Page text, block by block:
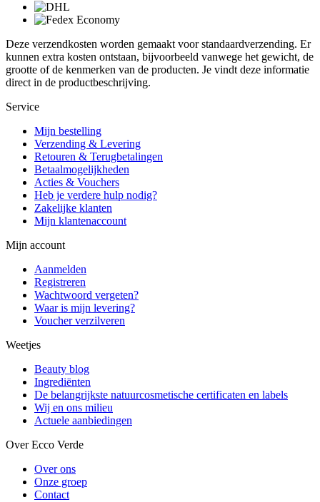
Deze verzendkosten worden gemaakt voor standaardverzending. Er
kunnen extra kosten ontstaan, bijvoorbeeld vanwege het gewicht, de
grootte of de kenmerken van de producten. Je vindt deze informatie
direct in de productbeschrijving.
Service
Mijn bestelling
Verzending & Levering
Retouren & Terugbetalingen
Betaalmogelijkheden
Acties & Vouchers
Heb je verdere hulp nodig?
Zakelijke klanten
Mijn klantenaccount
Mijn account
Aanmelden
Registreren
Wachtwoord vergeten?
Waar is mijn levering?
Voucher verzilveren
Weetjes
Beauty blog
Ingrediënten
De belangrijkste natuurcosmetische certificaten en labels
Wij en ons milieu
Actuele aanbiedingen
Over Ecco Verde
Over ons
Onze groep
Contact